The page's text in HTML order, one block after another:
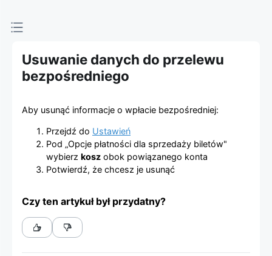
sprzedaży
biletów
viagogo
Usuwanie danych do przelewu
bezpośredniego
Aby usunąć informacje o wpłacie bezpośredniej:
Przejdź do Ustawień
Pod „Opcje płatności dla sprzedaży biletów"
wybierz kosz obok powiązanego konta
Potwierdź, że chcesz je usunąć
Czy ten artykuł był przydatny?